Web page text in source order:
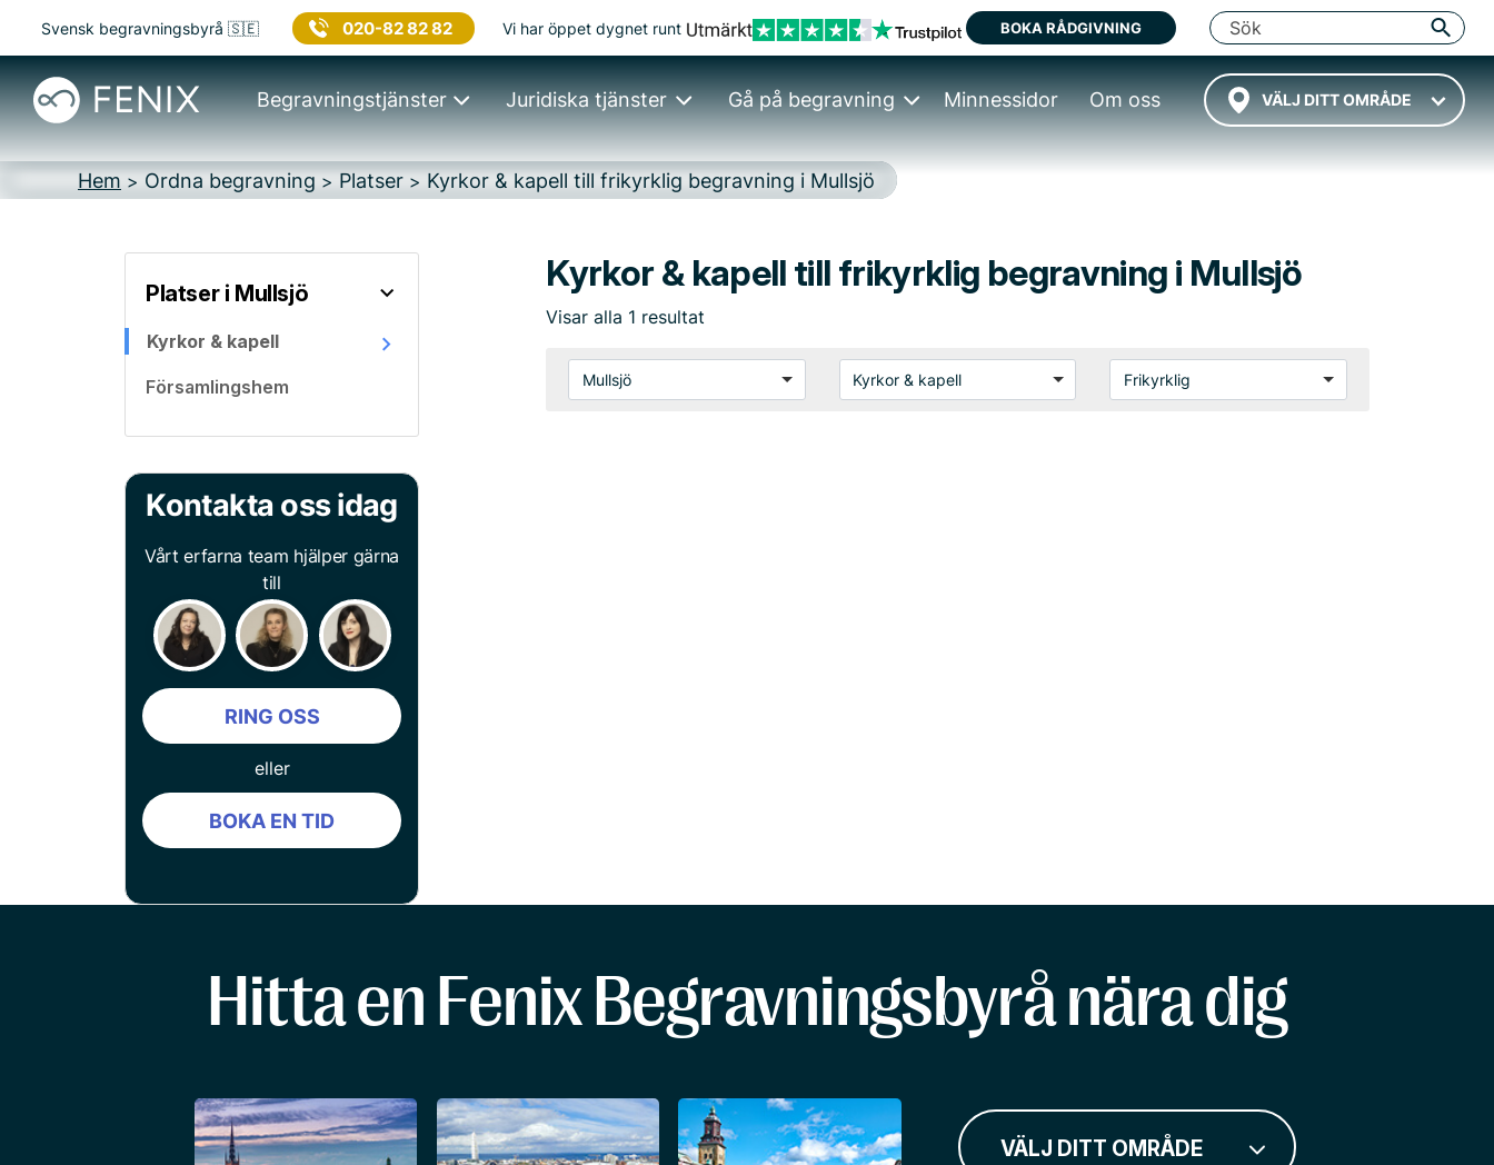
Svensk begravningsbyrå 🇸🇪 020-82 82 82 Vi har öppet dygnet runt BOKA RÅDGIVNING
VÄLJ DITT OMRÅDE
Begravningstjänster Juridiska tjänster Gå på begravning Minnessidor Om oss
Hem > Ordna begravning > Platser > Kyrkor & kapell till frikyrklig begravning i Mullsjö
Platser i Mullsjö
Kyrkor & kapell
Församlingshem
Kontakta oss idag
Vårt erfarna team hjälper gärna
till
RING OSS
eller
BOKA EN TID
Kyrkor & kapell till frikyrklig begravning i Mullsjö
Visar alla 1 resultat
Mullsjö Kyrkor & kapell Frikyrklig
Hitta en Fenix Begravningsbyrå nära dig
VÄLJ DITT OMRÅDE